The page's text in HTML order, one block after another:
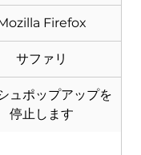
Firefox
サファリ
ュポップアップを
停止します